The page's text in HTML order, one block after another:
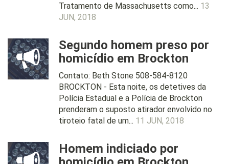
Tratamento de Massachusetts como... 13
JUN, 2018
Segundo homem preso por
homicídio em Brockton
Contato: Beth Stone 508-584-8120
BROCKTON - Esta noite, os detetives da
Polícia Estadual e a Polícia de Brockton
prenderam o suposto atirador envolvido no
tiroteio fatal de um... 11 JUN, 2018
Homem indiciado por